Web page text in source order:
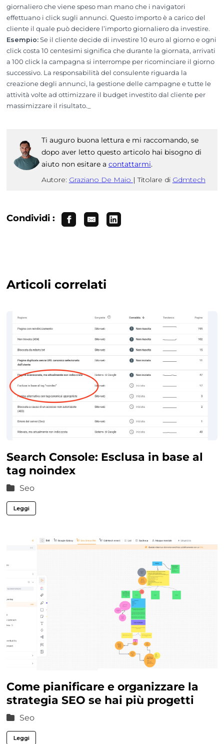
giornaliero che viene speso man mano che i navigatori
effettuano i click sugli annunci. Questo importo è a carico del
cliente il quale può decidere l’importo giornaliero da investire.
Esempio:Se il cliente decide di investire 10 euro al giorno e ogni
click costa 10 centesimi significa che durante la giornata, arrivati
a 100 click la campagna si interrompe per ricominciare il giorno
successivo. La responsabilità del consulente riguarda la
creazione degli annunci, la gestione delle campagne e tutte le
attività volte ad ottimizzare il budget investito dal cliente per
massimizzare il risultato._
Ti auguro buona lettura e mi raccomando, se
dopo aver letto questo articolo hai bisogno di
aiuto non esitare a contattarmi.
Autore: Graziano De Maio | Titolare di Gdmtech
Condividi :
Articoli correlati
Search Console: Esclusa in base al
tag noindex
Seo
Leggi
Come pianificare e organizzare la
strategia SEO se hai più progetti
Seo
Leggi